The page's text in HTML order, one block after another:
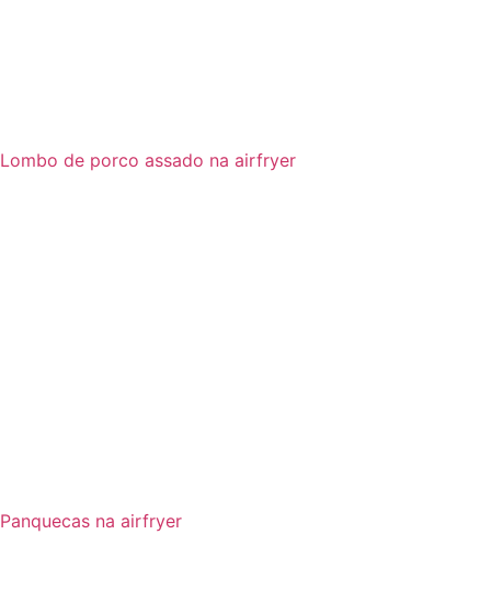
Lombo de porco assado na airfryer
Panquecas na airfryer